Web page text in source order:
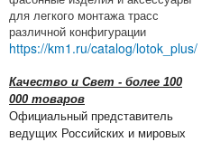
для легкого монтажа трасс
различной конфигурации
https://km1.ru/catalog/lotok_plus/
Качество и Свет - более 100
000 товаров
Официальный представитель
ведущих Российских и мировых